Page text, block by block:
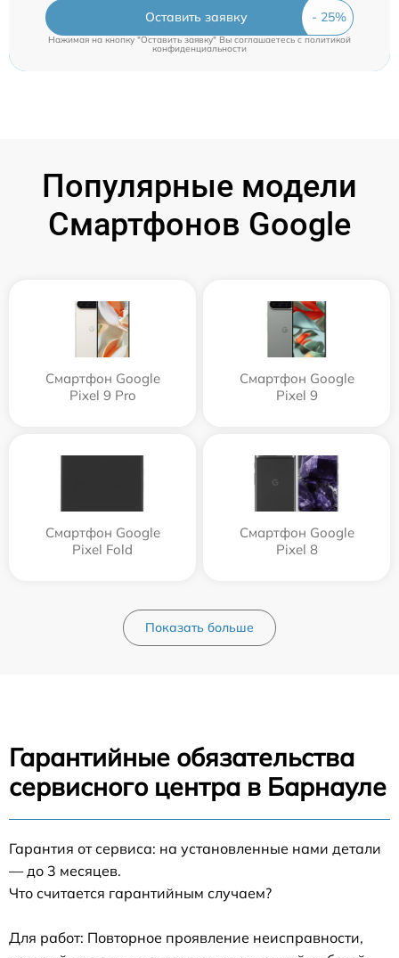
Оставить заявку
Нажимая на кнопку "Оставить заявку" Вы соглашаетесь c политикой
конфиденциальности
Популярные модели
Смартфонов Google
Смартфон Google
Pixel 9 Pro
Смартфон Google
Pixel 9
Смартфон Google
Pixel Fold
Смартфон Google
Pixel 8
Показать больше
Гарантийные обязательства
сервисного центра в Барнауле
Гарантия от сервиса: на установленные нами детали
— до 3 месяцев.
Что считается гарантийным случаем?
Для работ: Повторное проявление неисправности,